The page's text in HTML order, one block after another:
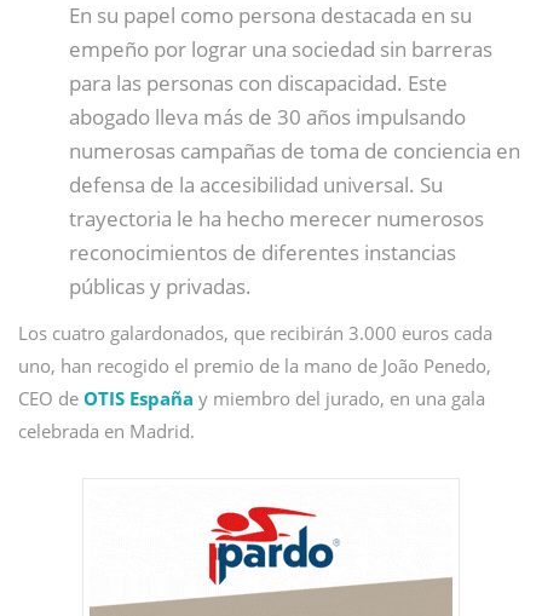
En su papel como persona destacada en su
empeño por lograr una sociedad sin barreras
para las personas con discapacidad. Este
abogado lleva más de 30 años impulsando
numerosas campañas de toma de conciencia en
defensa de la accesibilidad universal. Su
trayectoria le ha hecho merecer numerosos
reconocimientos de diferentes instancias
públicas y privadas.
Los cuatro galardonados, que recibirán 3.000 euros cada
uno, han recogido el premio de la mano de João Penedo,
CEO de OTIS España y miembro del jurado, en una gala
celebrada en Madrid.